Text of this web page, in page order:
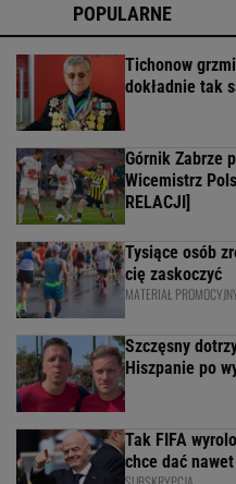
POPULARNE
Tichonow
dokładnie tak
Górnik Zabrze
Wicemistrz
RELACJI]
Tysiące osób
cię zaskoczyć
MATERIAŁ
Szczęsny
Hiszpanie po
Tak FIFA
chce dać